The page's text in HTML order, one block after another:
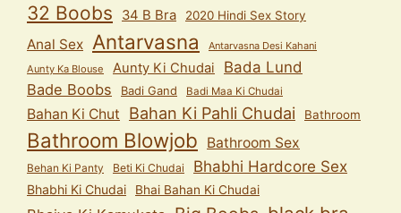
32 Boobs 34 B Bra 2020 Hindi Sex Story
Anal Sex Antarvasna
Antarvasna Desi Kahani
Aunty Ka Blouse
Aunty Ki Chudai
Bada Lund
Bade Boobs
Badi Gand Badi Maa Ki Chudai
Bahan Ki Chut Bahan Ki Pahli Chudai Bathroom
Bathroom Blowjob Bathroom Sex
Behan Ki Panty Beti Ki Chudai Bhabhi Hardcore Sex
Bhabhi Ki Chudai Bhai Bahan Ki Chudai